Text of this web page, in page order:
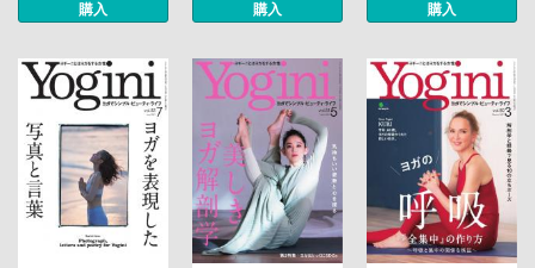
購入 購入 購入